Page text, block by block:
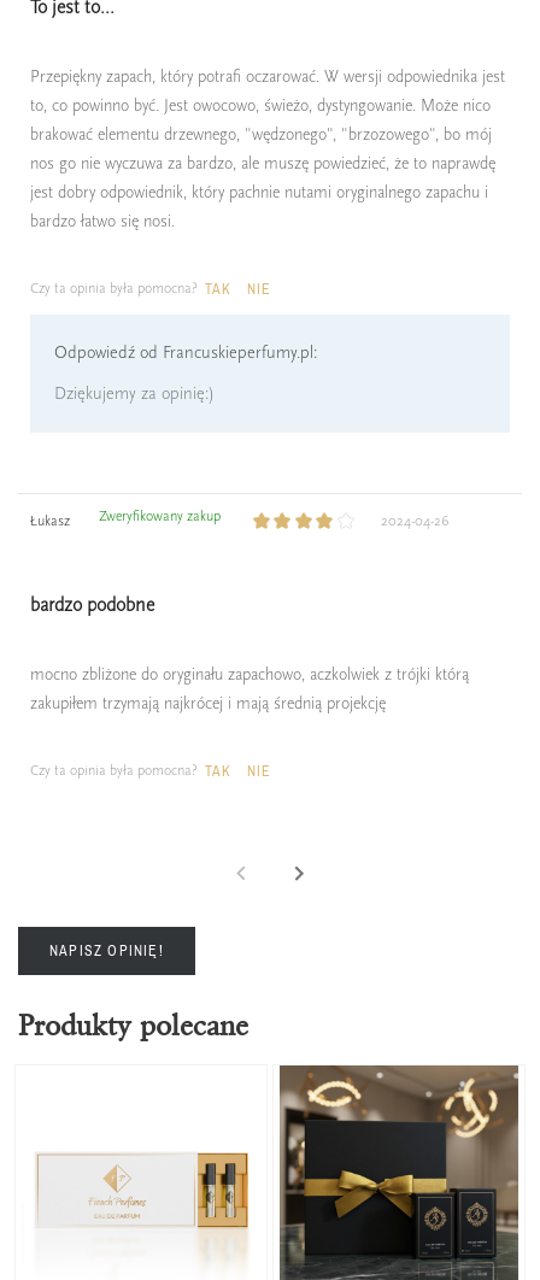
To jest to...
Przepiękny zapach, który potrafi oczarować. W wersji odpowiednika jest
to, co powinno być. Jest owocowo, świeżo, dystyngowanie. Może nico
brakować elementu drzewnego, "wędzonego", "brzozowego", bo mój
nos go nie wyczuwa za bardzo, ale muszę powiedzieć, że to naprawdę
jest dobry odpowiednik, który pachnie nutami oryginalnego zapachu i
bardzo łatwo się nosi.
Czy ta opinia była pomocna? TAK NIE
Odpowiedź od Francuskieperfumy.pl:
Dziękujemy za opinię:)
Łukasz Zweryfikowany zakup 2024-04-26
bardzo podobne
mocno zbliżone do oryginału zapachowo, aczkolwiek z trójki którą
zakupiłem trzymają najkrócej i mają średnią projekcję
Czy ta opinia była pomocna? TAK NIE
NAPISZ OPINIĘ!
Produkty polecane